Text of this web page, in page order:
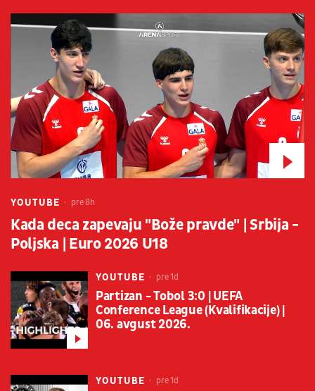
YOUTUBE pre 8h
Kada deca zapevaju "Bože pravde" | Srbija -
Poljska | Euro 2026 U18
YOUTUBE pre 1d
Partizan - Tobol 3:0 | UEFA
Conference League (Kvalifikacije) |
06. avgust 2026.
YOUTUBE pre 1d